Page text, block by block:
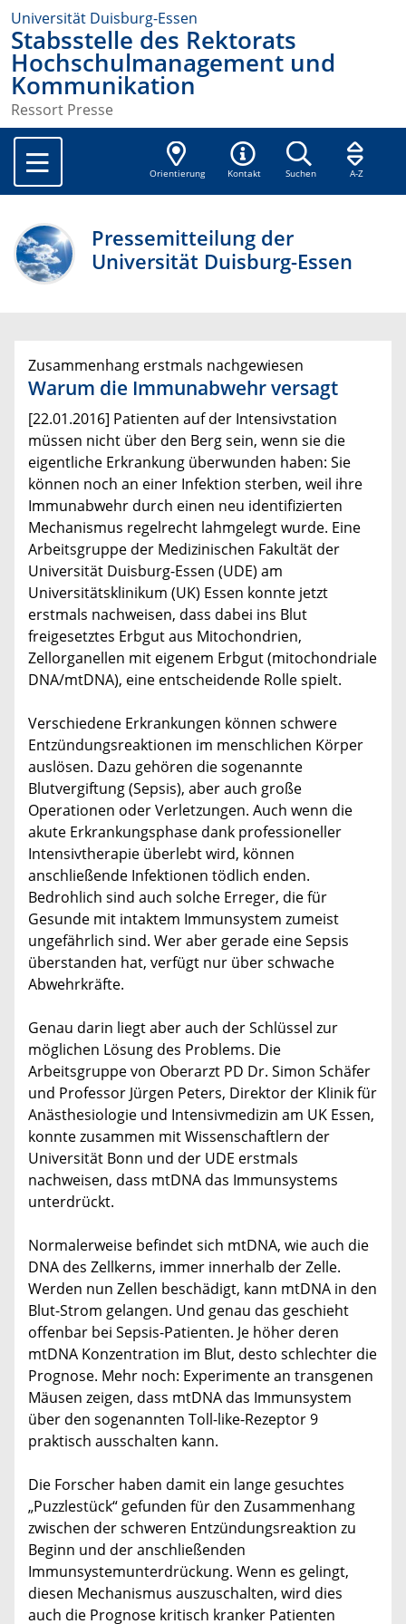
Universität Duisburg-Essen
Stabsstelle des Rektorats
Hochschulmanagement und
Kommunikation
Ressort Presse
Orientierung Kontakt Suchen A-Z
Pressemitteilung der
Universität Duisburg-Essen
Zusammenhang erstmals nachgewiesen
Warum die Immunabwehr versagt
[22.01.2016] Patienten auf der Intensivstation
müssen nicht über den Berg sein, wenn sie die
eigentliche Erkrankung überwunden haben: Sie
können noch an einer Infektion sterben, weil ihre
Immunabwehr durch einen neu identifizierten
Mechanismus regelrecht lahmgelegt wurde. Eine
Arbeitsgruppe der Medizinischen Fakultät der
Universität Duisburg-Essen (UDE) am
Universitätsklinikum (UK) Essen konnte jetzt
erstmals nachweisen, dass dabei ins Blut
freigesetztes Erbgut aus Mitochondrien,
Zellorganellen mit eigenem Erbgut (mitochondriale
DNA/mtDNA), eine entscheidende Rolle spielt.
Verschiedene Erkrankungen können schwere
Entzündungsreaktionen im menschlichen Körper
auslösen. Dazu gehören die sogenannte
Blutvergiftung (Sepsis), aber auch große
Operationen oder Verletzungen. Auch wenn die
akute Erkrankungsphase dank professioneller
Intensivtherapie überlebt wird, können
anschließende Infektionen tödlich enden.
Bedrohlich sind auch solche Erreger, die für
Gesunde mit intaktem Immunsystem zumeist
ungefährlich sind. Wer aber gerade eine Sepsis
überstanden hat, verfügt nur über schwache
Abwehrkräfte.
Genau darin liegt aber auch der Schlüssel zur
möglichen Lösung des Problems. Die
Arbeitsgruppe von Oberarzt PD Dr. Simon Schäfer
und Professor Jürgen Peters, Direktor der Klinik für
Anästhesiologie und Intensivmedizin am UK Essen,
konnte zusammen mit Wissenschaftlern der
Universität Bonn und der UDE erstmals
nachweisen, dass mtDNA das Immunsystems
unterdrückt.
Normalerweise befindet sich mtDNA, wie auch die
DNA des Zellkerns, immer innerhalb der Zelle.
Werden nun Zellen beschädigt, kann mtDNA in den
Blut-Strom gelangen. Und genau das geschieht
offenbar bei Sepsis-Patienten. Je höher deren
mtDNA Konzentration im Blut, desto schlechter die
Prognose. Mehr noch: Experimente an transgenen
Mäusen zeigen, dass mtDNA das Immunsystem
über den sogenannten Toll-like-Rezeptor 9
praktisch ausschalten kann.
Die Forscher haben damit ein lange gesuchtes
„Puzzlestück“ gefunden für den Zusammenhang
zwischen der schweren Entzündungsreaktion zu
Beginn und der anschließenden
Immunsystemunterdrückung. Wenn es gelingt,
diesen Mechanismus auszuschalten, wird dies
auch die Prognose kritisch kranker Patienten